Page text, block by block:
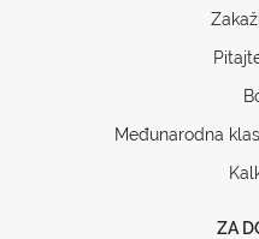
Međunarodna
ZA